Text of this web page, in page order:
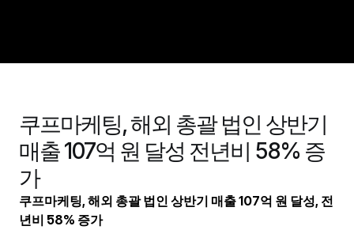
회사소개
경쟁력
비즈니스
포트폴리오
인재채용
쿠프마케팅, 해외 총괄 법인 상반기
매출 107억 원 달성 전년비 58% 증
가
쿠프마케팅, 해외 총괄 법인 상반기 매출 107억 원 달성, 전
년비 58% 증가